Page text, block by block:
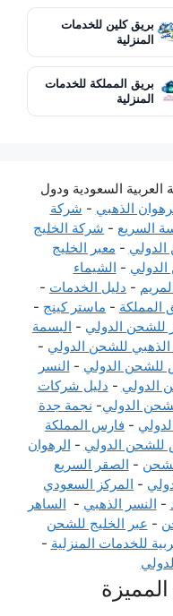
بريق كلين للخدمات
المنزلية
بريق المملكة للخدمات
المنزلية
السعودية ودول
الذهبي - شركة
السريع - شركة الخليج
- معبر الخليج
- الشيماء
- دليل الخدمات -
المملكة - ماستر كينج -
للشحن الدولي - البسمة
للشحن الدولي -
للشحن الدولي - النسر
الدولي - دليل شركات
الدولي- نجمة جدة
- فارس المملكة
للشحن الدولي - الرهوان
- الصقر السريع
- المركز السعودي
- النسر الذهبي - الساهر
- عبر الخليج للشحن
للخدمات المنزلية -